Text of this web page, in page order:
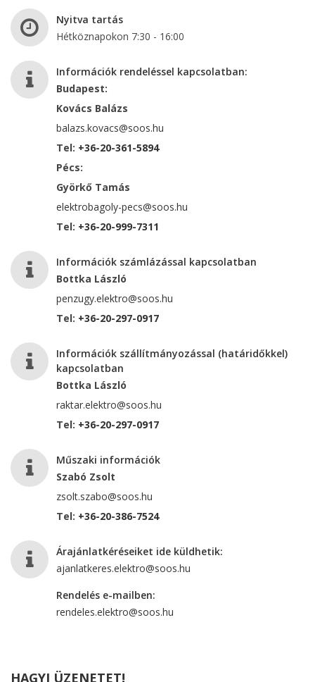
Nyitva tartás
Hétköznapokon 7:30 - 16:00
Információk rendeléssel kapcsolatban:
Budapest:
Kovács Balázs
balazs.kovacs@soos.hu
Tel: +36-20-361-5894
Pécs:
Györkő Tamás
elektrobagoly-pecs@soos.hu
Tel: +36-20-999-7311
Információk számlázással kapcsolatban
Bottka László
penzugy.elektro@soos.hu
Tel: +36-20-297-0917
Információk szállítmányozással (határidőkkel)
kapcsolatban
Bottka László
raktar.elektro@soos.hu
Tel: +36-20-297-0917
Műszaki információk
Szabó Zsolt
zsolt.szabo@soos.hu
Tel: +36-20-386-7524
Árajánlatkéréseiket ide küldhetik:
ajanlatkeres.elektro@soos.hu
Rendelés e-mailben:
rendeles.elektro@soos.hu
HAGYJ ÜZENETET!